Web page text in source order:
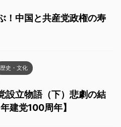
！中国と共産党政権の寿
歴史・文化
設立物語（下）悲劇の結
建党100周年】